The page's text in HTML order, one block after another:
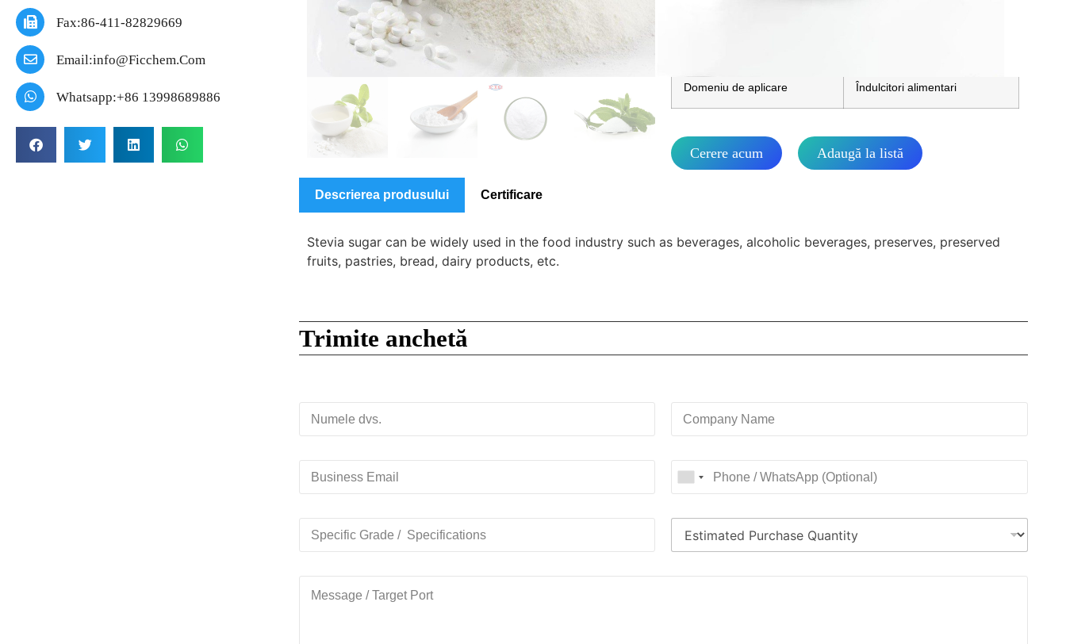
Fax:86-411-82829669
Email:info@ficchem.com
Whatsapp:+86 13998689886
Domeniu de aplicare Îndulcitori alimentari
Cerere acum Adaugă la listă
Descrierea produsului Certificare
Stevia sugar can be widely used in the food industry such as beverages, alcoholic beverages, preserves, preserved
fruits, pastries, bread, dairy products, etc.
Trimite anchetă